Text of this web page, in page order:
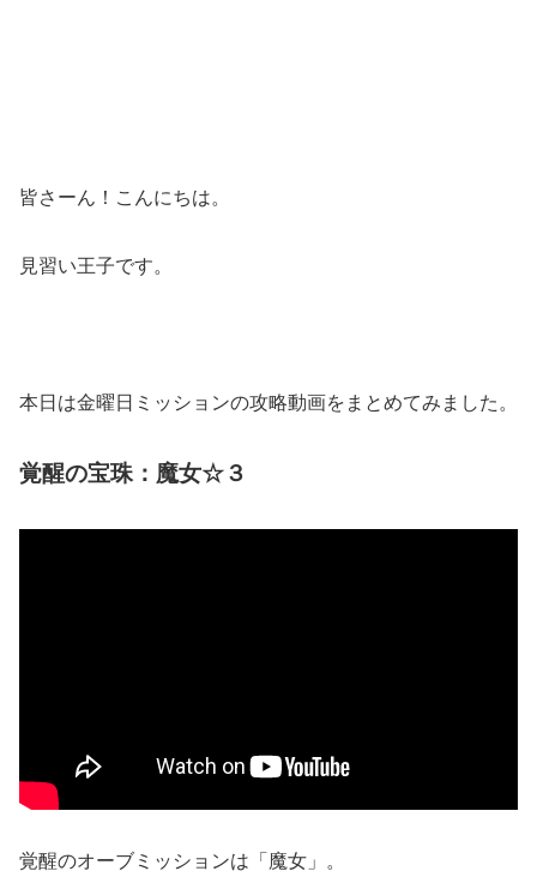
皆さーん！こんにちは。
見習い王子です。
本日は金曜日ミッションの攻略動画をまとめてみました。
覚醒の宝珠：魔女☆３
覚醒のオーブミッションは「魔女」。